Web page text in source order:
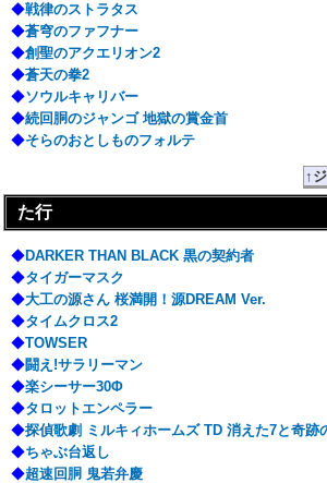
◆戦律のストラタス
◆蒼穹のファフナー
◆創聖のアクエリオン2
◆蒼天の拳2
◆ソウルキャリバー
◆続回胴のジャンゴ 地獄の賞金首
◆そらのおとしものフォルテ
↑
た行
◆DARKER THAN BLACK 黒の契約者
◆タイガーマスク
◆大工の源さん 桜満開！源DREAM Ver.
◆タイムクロス2
◆TOWSER
◆闘え!サラリーマン
◆楽シーサー30Φ
◆タロットエンペラー
◆探偵歌劇 ミルキィホームズ TD 消えた7と奇跡
◆ちゃぶ台返し
◆超速回胴 鬼若弁慶